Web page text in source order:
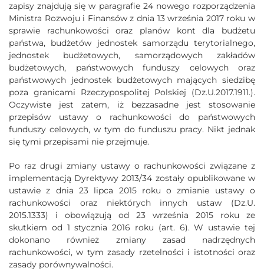
zapisy znajdują się w paragrafie 24 nowego rozporządzenia
Ministra Rozwoju i Finansów z dnia 13 września 2017 roku w
sprawie rachunkowości oraz planów kont dla budżetu
państwa, budżetów jednostek samorządu terytorialnego,
jednostek budżetowych, samorządowych zakładów
budżetowych, państwowych funduszy celowych oraz
państwowych jednostek budżetowych mających siedzibę
poza granicami Rzeczypospolitej Polskiej (Dz.U.2017.1911.).
Oczywiste jest zatem, iż bezzasadne jest stosowanie
przepisów ustawy o rachunkowości do państwowych
funduszy celowych, w tym do funduszu pracy. Nikt jednak
się tymi przepisami nie przejmuje.
Po raz drugi zmiany ustawy o rachunkowości związane z
implementacją Dyrektywy 2013/34 zostały opublikowane w
ustawie z dnia 23 lipca 2015 roku o zmianie ustawy o
rachunkowości oraz niektórych innych ustaw (Dz.U.
2015.1333) i obowiązują od 23 września 2015 roku ze
skutkiem od 1 stycznia 2016 roku (art. 6). W ustawie tej
dokonano również zmiany zasad nadrzędnych
rachunkowości, w tym zasady rzetelności i istotności oraz
zasady porównywalności.